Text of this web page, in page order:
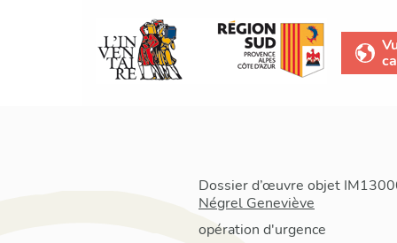
Dossier d’œuvre objet
Négrel Geneviève
opération d'urgence